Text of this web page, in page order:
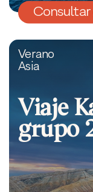
Verano
Asia
Viaje
grupo